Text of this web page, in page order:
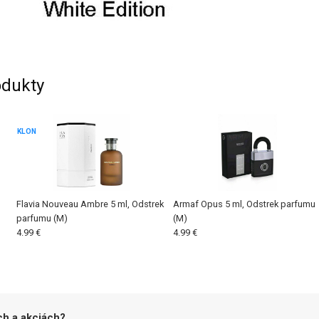
Flavia Nouveau Ambre 5 ml, Odstrek
parfumu (M)
KLON
4.99 €
Armaf Opus 5 ml, Odstrek parfumu
(M)
4.99 €